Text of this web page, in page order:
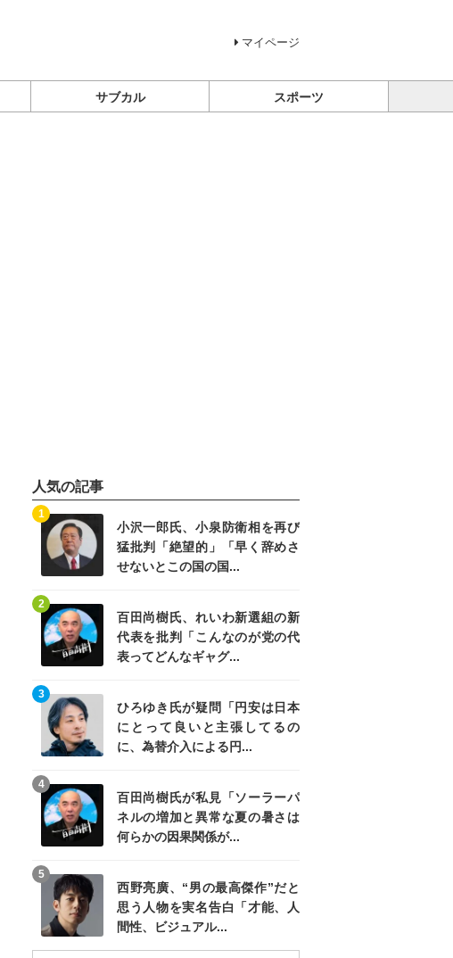
マイページ
サブカル スポーツ
人気の記事
小沢一郎氏、小泉防衛相を再び
猛批判「絶望的」「早く辞めさ
せないとこの国の国...
1
百田尚樹氏、れいわ新選組の新
代表を批判「こんなのが党の代
表ってどんなギャグ...
2
ひろゆき氏が疑問「円安は日本
にとって良いと主張してるの
に、為替介入による円...
3
む
百田尚樹氏が私見「ソーラーパ
ネルの増加と異常な夏の暑さは
何らかの因果関係が...
4
西野亮廣、“男の最高傑作”だと
思う人物を実名告白「才能、人
間性、ビジュアル...
5